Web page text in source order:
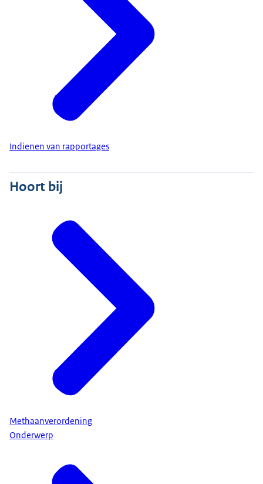
Indienen van rapportages
Hoort bij
Methaanverordening
Onderwerp